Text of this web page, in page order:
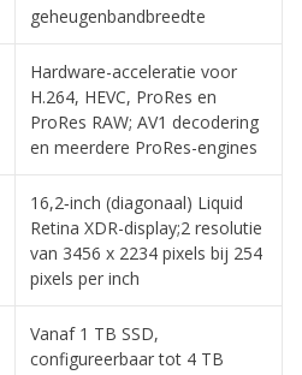
geheugenbandbreedte
Hardware-acceleratie voor
H.264, HEVC, ProRes en
ProRes RAW; AV1 decodering
en meerdere ProRes-engines
16,2‑inch (diagonaal) Liquid
Retina XDR-display;2 resolutie
van 3456 x 2234 pixels bij 254
pixels per inch
Vanaf 1 TB SSD,
configureerbaar tot 4 TB